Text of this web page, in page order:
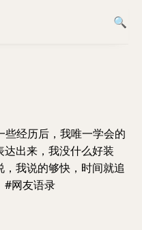
些经历后，我唯一学会的
出来，我没什么好装
我说的够快，时间就追
#网友语录